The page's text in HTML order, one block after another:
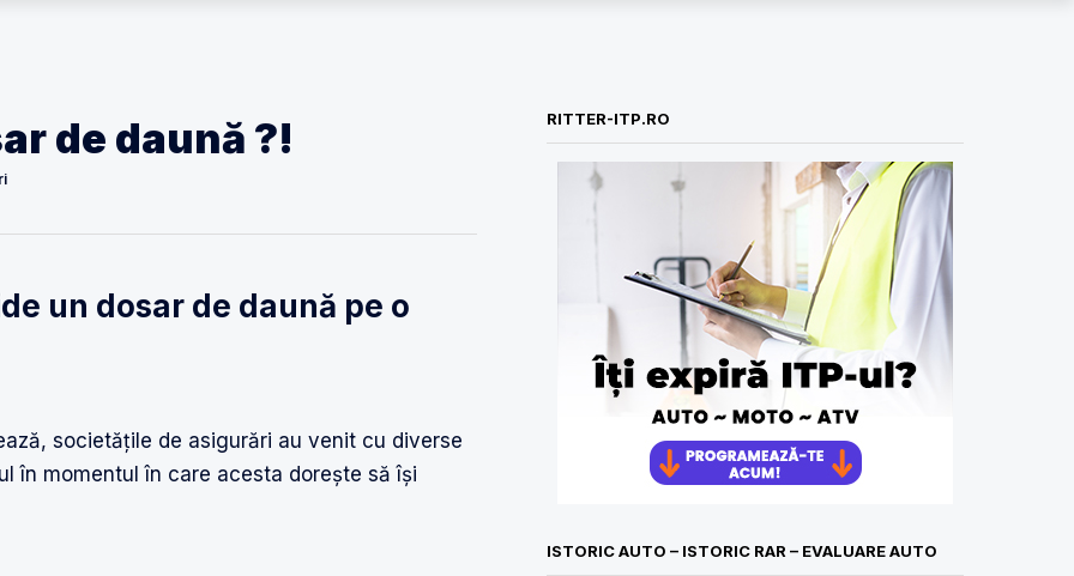
de daună ?!
un dosar de daună pe o
societățile de asigurări au venit cu diverse
în momentul în care acesta dorește să își
RITTER-ITP.RO
ISTORIC AUTO – ISTORIC RAR – EVALUARE AUTO